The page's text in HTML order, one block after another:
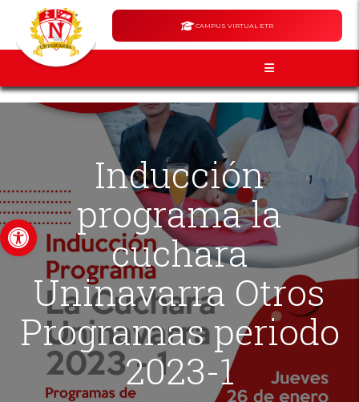
Abrir barra de herramientas
CAMPUS VIRTUAL ETR
Inducción
programa la
cuchara
Uninavarra Otros
Programas periodo
2023-1